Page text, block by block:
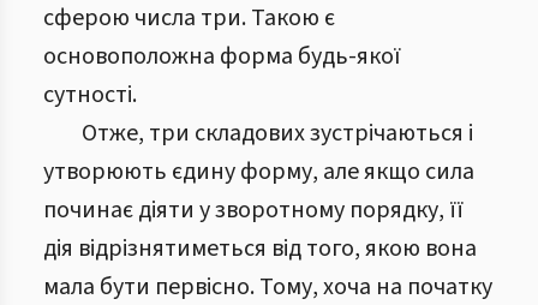
сферою числа три. Такою є
основоположна форма будь-якої
сутності.
Отже, три складових зустрічаються і
утворюють єдину форму, але якщо сила
починає діяти у зворотному порядку, її
дія відрізнятиметься від того, якою вона
мала бути первісно. Тому, хоча на початку